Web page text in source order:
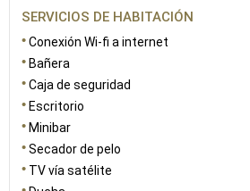
SERVICIOS DE HABITACIÓN
Conexión Wi-fi a internet
Bañera
Caja de seguridad
Escritorio
Minibar
Secador de pelo
TV vía satélite